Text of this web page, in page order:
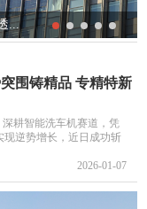
...
围铸精品 专精特新
耕智能洗车机赛道，凭
逆势增长，近日成功斩
2026-01-07